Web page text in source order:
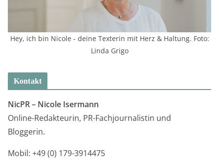
Hey, ich bin Nicole - deine Texterin mit Herz & Haltung. Foto:
Linda Grigo
Kontakt
NicPR – Nicole Isermann
Online-Redakteurin, PR-Fachjournalistin und
Bloggerin.
Mobil: +49 (0) 179-3914475